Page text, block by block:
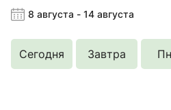
8 августа - 14 августа
Сегодня Завтра